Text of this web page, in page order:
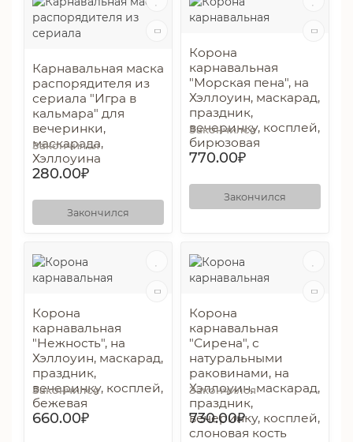
Карнавальная маска
распорядителя из
сериала "Игра в
кальмара" для
вечеринки,
маскарада,
Хэллоуина
Закончился
280.00₽
Закончился
Корона
карнавальная
"Морская пена", на
Хэллоуин, маскарад,
праздник,
вечеринку, косплей,
бирюзовая
Закончился
770.00₽
Закончился
Корона
карнавальная
"Нежность", на
Хэллоуин, маскарад,
праздник,
вечеринку, косплей,
бежевая
Закончился
660.00₽
Корона
карнавальная
"Сирена", с
натуральными
раковинами, на
Хэллоуин, маскарад,
праздник,
вечеринку, косплей,
cлоновая кость
Закончился
730.00₽